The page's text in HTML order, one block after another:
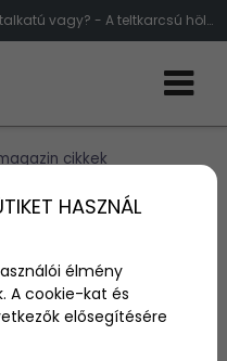
Miért ne lehetnél merész, ha molett testalkatú vagy? - A teltkarcsú hölgyek divatja
cikkek
vagy?
HASZNÁL
élmény
A cookie-kat és
elősegítésére